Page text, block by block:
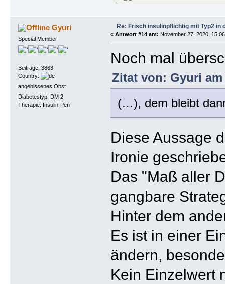
Gyuri
Special Member
Beiträge: 3863
Country:
angebissenes Obst
Diabetestyp: DM 2
Therapie: Insulin-Pen
Re: Frisch insulinpflichtig mit Typ2 in
« Antwort #14 am: November 27, 2020,
Noch mal
Zitat von: Gyuri am
(…), dem bleibt
Diese Aussage
Ironie
Das "Maß aller
gangbare
Hinter dem
Es ist in einer
ändern,
Kein Einzelwert